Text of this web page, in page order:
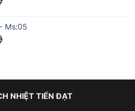
Ms:05
NHIỆT TIẾN ĐẠT